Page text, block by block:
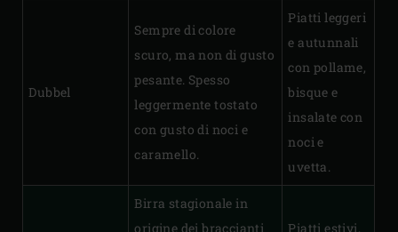
Dubbel
Sempre di colore
scuro, ma non di gusto
pesante. Spesso
leggermente tostato
con gusto di noci e
caramello.
Piatti leggeri
e autunnali
con pollame,
bisque e
insalate con
noci e
uvetta.
Birra stagionale in
origine dei braccianti
Piatti estivi,